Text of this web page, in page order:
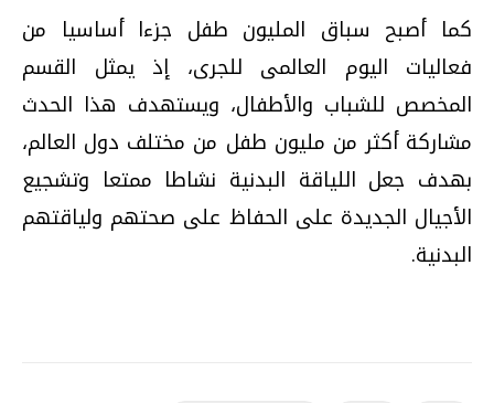
كما أصبح سباق المليون طفل جزءا أساسيا من
فعاليات اليوم العالمى للجرى، إذ يمثل القسم
المخصص للشباب والأطفال، ويستهدف هذا الحدث
مشاركة أكثر من مليون طفل من مختلف دول العالم،
بهدف جعل اللياقة البدنية نشاطا ممتعا وتشجيع
الأجيال الجديدة على الحفاظ على صحتهم ولياقتهم
البدنية.